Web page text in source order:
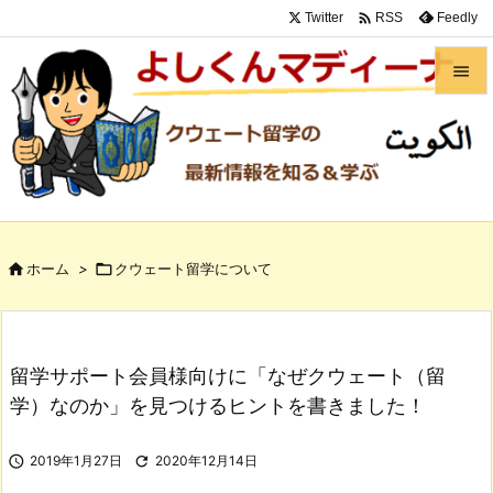


メニュ

次へ
Twitter  RSS Feedly
ホーム > クウェート留学について
留学サポート会員様向けに「なぜクウェート（留
学）なのか」を見つけるヒントを書きました！
 2019年1月27日  2020年12月14日